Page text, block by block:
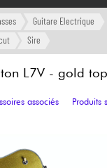
Guitare Electrique
Sire
L7V - gold top
associés
Produits